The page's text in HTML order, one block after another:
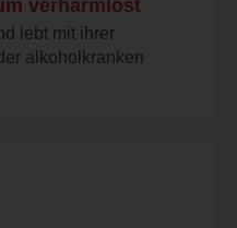
verharmlost
lebt mit ihrer
alkoholkranken